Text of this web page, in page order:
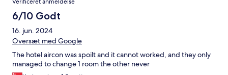
Verificeret anmeldelse
6/10 Godt
16. jun. 2024
Oversæt med Google
The hotel aircon was spoilt and it cannot worked, and they only
managed to change 1 room the other never